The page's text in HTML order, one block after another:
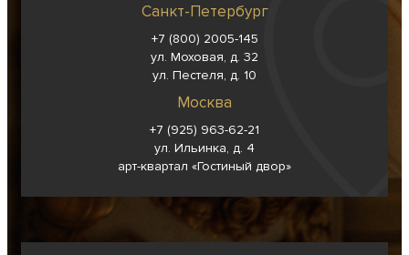
Санкт-Петербург
+7 (800) 2005-145
ул. Моховая, д. 32
ул. Пестеля, д. 10
Москва
+7 (925) 963-62-21
ул. Ильинка, д. 4
арт-квартал «Гостиный двор»